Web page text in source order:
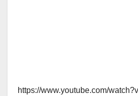
https://www.youtube.com/